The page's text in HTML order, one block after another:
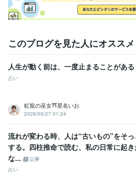
事務・ビジネスサポート / 事務（一般事務
人事 / 労務・給与 経験年数 : 3年
職歴
花蓮 2009年7月 ~ 現在
●●会社 1991年10月 ~ 1993年2月
●●医院
●●会社 2013年12月 ~ 2021年11月
株式会社クラウドワークス 2018年1月 ~
資格・検定
日商簿記検定2級
このブログを見た人にオススメ
人生が動く前は、一度止まることがある
占い
虹龍の巫女⛩️星名いお
2026/05/27 01:24
流れが変わる時、人は“古いもの”をそ
する。四柱推命で読む、私の日常に起
な...
記事
占い